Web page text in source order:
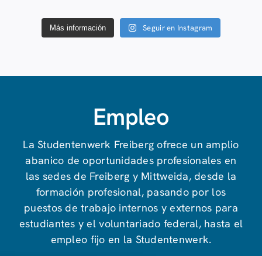
Más información Seguir en Instagram
Empleo
La Studentenwerk Freiberg ofrece un amplio
abanico de oportunidades profesionales en
las sedes de Freiberg y Mittweida, desde la
formación profesional, pasando por los
puestos de trabajo internos y externos para
estudiantes y el voluntariado federal, hasta el
empleo fijo en la Studentenwerk.